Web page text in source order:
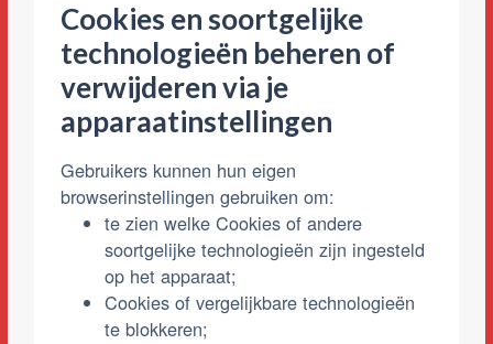
Cookies en soortgelijke
technologieën beheren of
verwijderen via je
apparaatinstellingen
Gebruikers kunnen hun eigen
browserinstellingen gebruiken om:
te zien welke Cookies of andere
soortgelijke technologieën zijn ingesteld
op het apparaat;
Cookies of vergelijkbare technologieën
te blokkeren;